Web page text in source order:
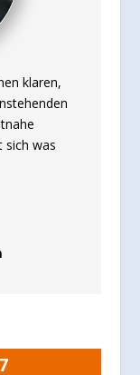
klaren,
sich was